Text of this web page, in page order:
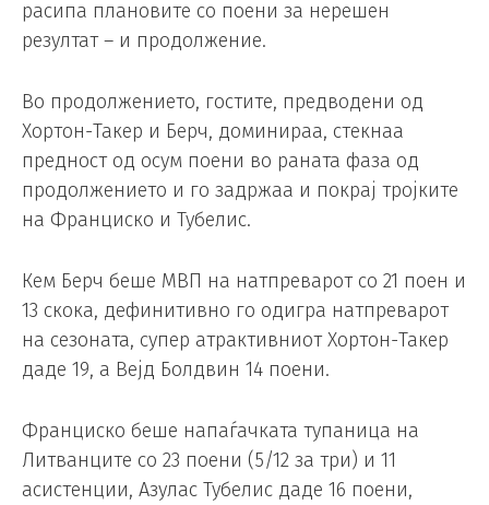
расипа плановите со поени за нерешен
резултат – и продолжение.
Во продолжението, гостите, предводени од
Хортон-Такер и Берч, доминираа, стекнаа
предност од осум поени во раната фаза од
продолжението и го задржаа и покрај тројките
на Франциско и Тубелис.
Кем Берч беше MВП на натпреварот со 21 поен и
13 скока, дефинитивно го одигра натпреварот
на сезоната, супер атрактивниот Хортон-Такер
даде 19, а Вејд Болдвин 14 поени.
Франциско беше напаѓачката тупаница на
Литванците со 23 поени (5/12 за три) и 11
асистенции, Азулас Тубелис даде 16 поени,